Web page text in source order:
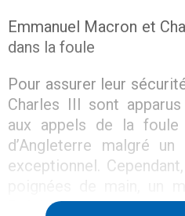
Emmanuel Macron et
dans la foule
Pour assurer leur
Charles III sont
aux appels de la
d’Angleterre malgré
exceptionnel.
Président de la